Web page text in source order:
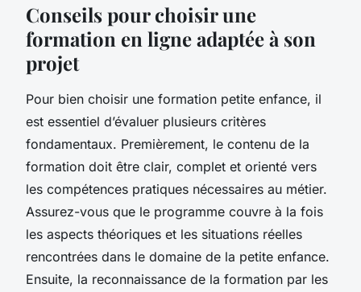
Conseils pour choisir une
formation en ligne adaptée à son
projet
Pour bien choisir une formation petite enfance, il
est essentiel d’évaluer plusieurs critères
fondamentaux. Premièrement, le contenu de la
formation doit être clair, complet et orienté vers
les compétences pratiques nécessaires au métier.
Assurez-vous que le programme couvre à la fois
les aspects théoriques et les situations réelles
rencontrées dans le domaine de la petite enfance.
Ensuite, la reconnaissance de la formation par les